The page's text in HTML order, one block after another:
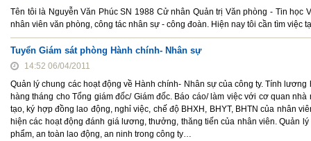
Tên tôi là Nguyễn Văn Phúc SN 1988 Cử nhân Quản trị Văn phòng - Tin
nhân viên văn phòng, công tác nhân sự - công đoàn. Hiện nay tôi cần tìm việc
Tuyển Giám sát phòng Hành chính- Nhân sự
14:52 06/04/2011
Quản lý chung các hoạt động về Hành chính- Nhân sự của công ty. Tính
hàng tháng cho Tổng giám đốc/ Giám đốc. Báo cáo/ làm việc với cơ quan
tạo, ký hợp đồng lao động, nghỉ việc, chế độ BHXH, BHYT, BHTN của nhân
hiện các hoạt động đánh giá lương, thưởng, thăng tiến của nhân viên. Quản
phẩm, an toàn lao động, an ninh trong công ty…